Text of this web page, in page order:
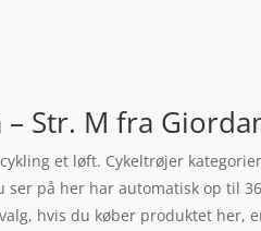
Str. M fra
et løft. Cykeltrøjer
på her har automatisk op til
hvis du køber produktet her,